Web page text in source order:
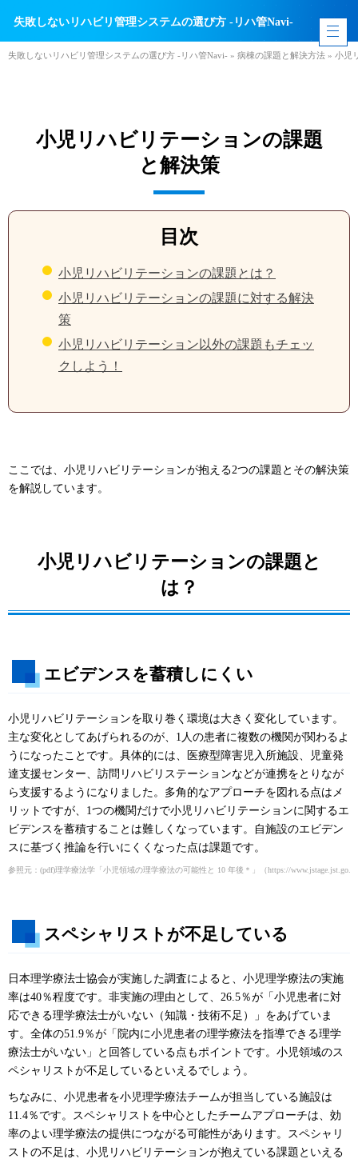
失敗しないリハビリ管理システムの選び方 -リハ管Navi-
失敗しないリハビリ管理システムの選び方 -リハ管Navi- » 病棟の課題と解決方法 » 小児
小児リハビリテーションの課題
と解決策
目次
小児リハビリテーションの課題とは？
小児リハビリテーションの課題に対する解決
策
小児リハビリテーション以外の課題もチェッ
クしよう！
ここでは、小児リハビリテーションが抱える2つの課題とその解決策
を解説しています。
小児リハビリテーションの課題と
は？
エビデンスを蓄積しにくい
小児リハビリテーションを取り巻く環境は大きく変化しています。
主な変化としてあげられるのが、1人の患者に複数の機関が関わるよ
うになったことです。具体的には、医療型障害児入所施設、児童発
達支援センター、訪問リハビリステーションなどが連携をとりなが
ら支援するようになりました。多角的なアプローチを図れる点はメ
リットですが、1つの機関だけで小児リハビリテーションに関するエ
ビデンスを蓄積することは難しくなっています。自施設のエビデン
スに基づく推論を行いにくくなった点は課題です。
参照元：(pdf)理学療法学「小児領域の理学療法の可能性と 10 年後＊」（https://
スペシャリストが不足している
日本理学療法士協会が実施した調査によると、小児理学療法の実施
率は40％程度です。非実施の理由として、26.5％が「小児患者に対
応できる理学療法士がいない（知識・技術不足）」をあげていま
す。全体の51.9％が「院内に小児患者の理学療法を指導できる理学
療法士がいない」と回答している点もポイントです。小児領域のス
ペシャリストが不足しているといえるでしょう。
ちなみに、小児患者を小児理学療法チームが担当している施設は
11.4％です。スペシャリストを中心としたチームアプローチは、効
率のよい理学療法の提供につながる可能性があります。スペシャリ
ストの不足は、小児リハビリテーションが抱えている課題といえる